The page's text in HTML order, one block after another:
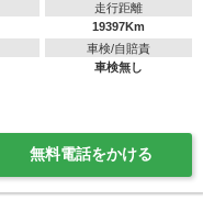
走行距離
19397Km
車検/自賠責
車検無し
無料電話をかける